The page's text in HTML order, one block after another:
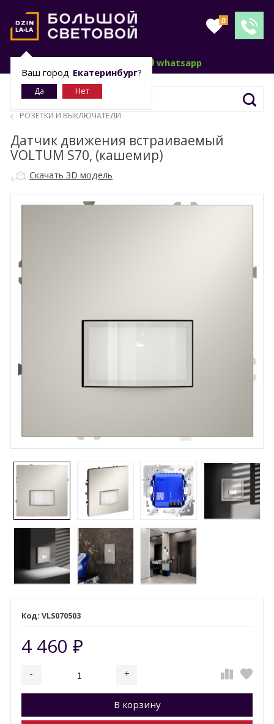
0
Ваш город Екатеринбург?
whatsapp
РОЗЕТКИ И ВЫКЛЮЧАТЕЛИ
Датчик движения встраиваемый
VOLTUM S70, (кашемир)
Скачать 3D модель
VLS070503
4 460 ₽
- +
Добавляется...
В корзину
Добавлен